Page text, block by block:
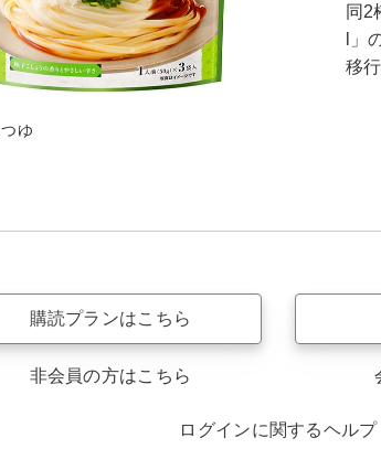
ゆ
同2
l」
移
購読プランはこちら
非会員の方はこちら
ログインに関するヘルプ